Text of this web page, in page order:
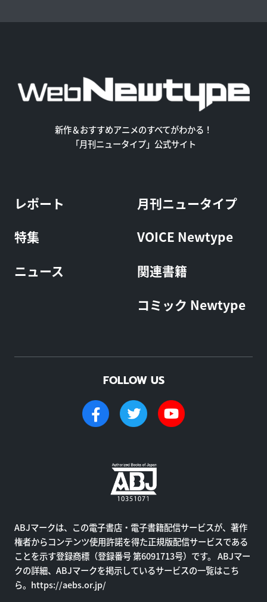
新作＆おすすめアニメのすべてがわかる！
「月刊ニュータイプ」公式サイト
レポート
特集
ニュース
月刊ニュータイプ
VOICE Newtype
関連書籍
コミック Newtype
FOLLOW US
ABJマークは、この電子書店・電子書籍配信サービスが、著作
権者からコンテンツ使用許諾を得た正規版配信サービスである
ことを示す登録商標（登録番号 第6091713号）です。 ABJマー
クの詳細、ABJマークを掲示しているサービスの一覧はこち
ら。 https://aebs.or.jp/